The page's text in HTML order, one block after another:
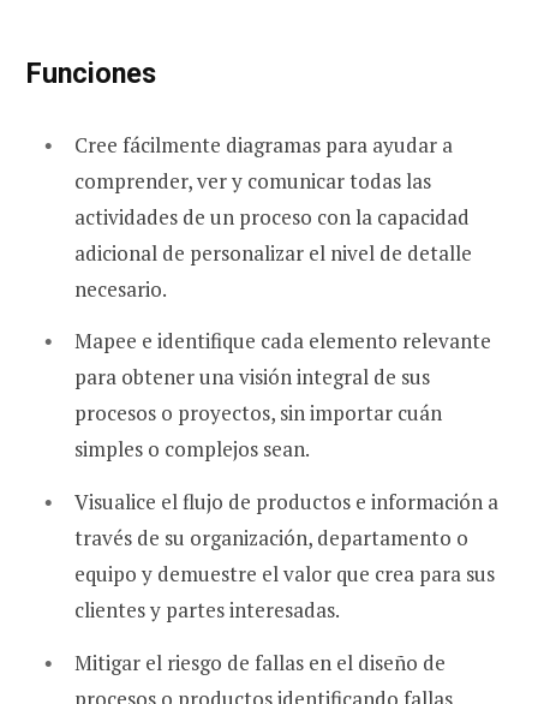
Funciones
Cree fácilmente diagramas para ayudar a
comprender, ver y comunicar todas las
actividades de un proceso con la capacidad
adicional de personalizar el nivel de detalle
necesario.
Mapee e identifique cada elemento relevante
para obtener una visión integral de sus
procesos o proyectos, sin importar cuán
simples o complejos sean.
Visualice el flujo de productos e información a
través de su organización, departamento o
equipo y demuestre el valor que crea para sus
clientes y partes interesadas.
Mitigar el riesgo de fallas en el diseño de
procesos o productos identificando fallas